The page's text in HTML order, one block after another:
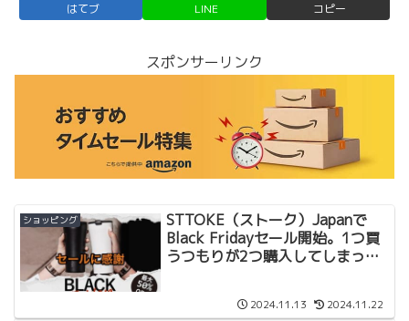
はてブ LINE コピー
スポンサーリンク
ショッピング
STTOKE（ストーク）Japanで
Black Fridayセール開始。1つ買
うつもりが2つ購入してしまっ
2024.11.13 2024.11.22